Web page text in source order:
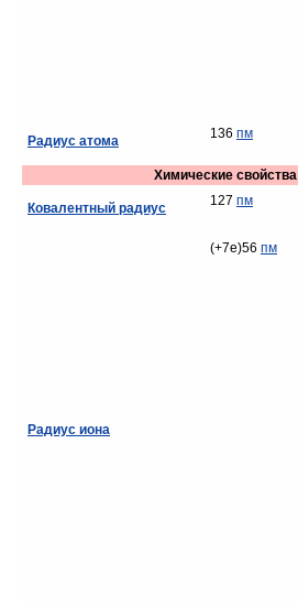
Радиус атома 136 пм
Химические свойства
Ковалентный радиус 127 пм
Радиус иона
(+7e)56 пм